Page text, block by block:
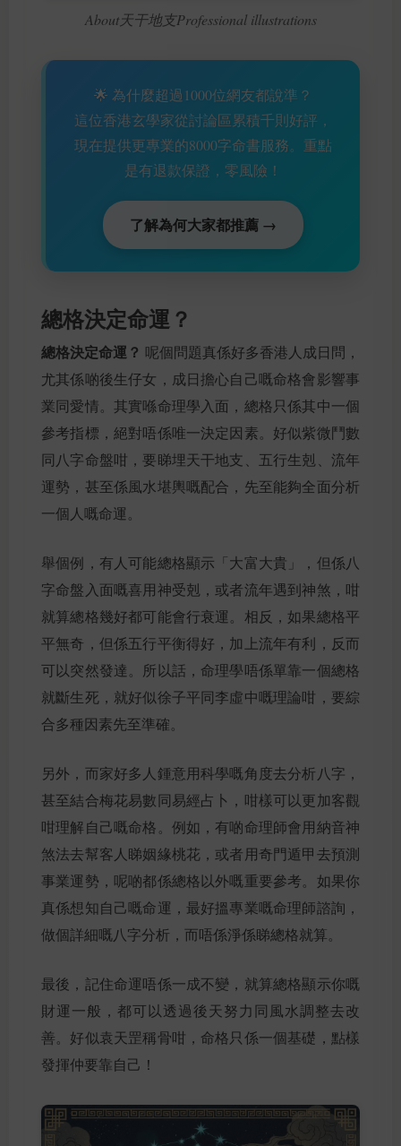
About天干地支Professional illustrations
🌟 為什麼超過1000位網友都說準？
這位香港玄學家從討論區累積千則好評，
現在提供更專業的8000字命書服務。重點
是有退款保證，零風險！
了解為何大家都推薦 →
總格決定命運？
總格決定命運？ 呢個問題真係好多香港人成日問，
尤其係啲後生仔女，成日擔心自己嘅命格會影響事
業同愛情。其實喺命理學入面，總格只係其中一個
參考指標，絕對唔係唯一決定因素。好似紫微鬥數
同八字命盤咁，要睇埋天干地支、五行生剋、流年
運勢，甚至係風水堪輿嘅配合，先至能夠全面分析
一個人嘅命運。
舉個例，有人可能總格顯示「大富大貴」，但係八
字命盤入面嘅喜用神受剋，或者流年遇到神煞，咁
就算總格幾好都可能會行衰運。相反，如果總格平
平無奇，但係五行平衡得好，加上流年有利，反而
可以突然發達。所以話，命理學唔係單靠一個總格
就斷生死，就好似徐子平同李虛中嘅理論咁，要綜
合多種因素先至準確。
另外，而家好多人鍾意用科學嘅角度去分析八字，
甚至結合梅花易數同易經占卜，咁樣可以更加客觀
咁理解自己嘅命格。例如，有啲命理師會用納音神
煞法去幫客人睇姻緣桃花，或者用奇門遁甲去預測
事業運勢，呢啲都係總格以外嘅重要參考。如果你
真係想知自己嘅命運，最好搵專業嘅命理師諮詢，
做個詳細嘅八字分析，而唔係淨係睇總格就算。
最後，記住命運唔係一成不變，就算總格顯示你嘅
財運一般，都可以透過後天努力同風水調整去改
善。好似袁天罡稱骨咁，命格只係一個基礎，點樣
發揮仲要靠自己！